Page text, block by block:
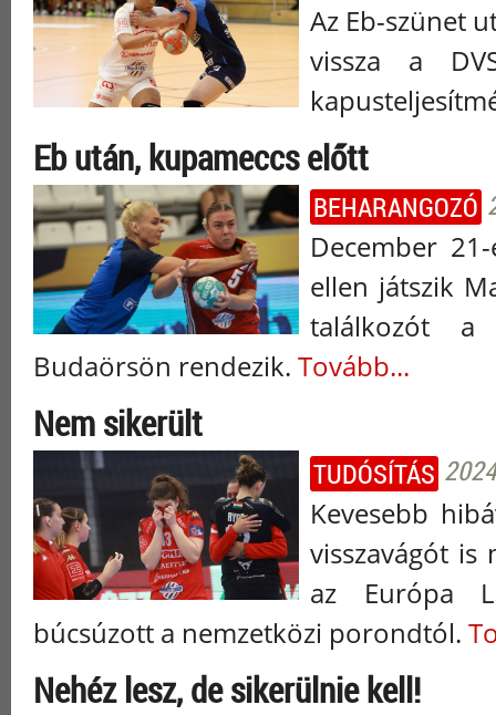
Az Eb-szünet
vissza a
Eb után, kupameccs előtt
BEHARANGOZÓ
December
ellen játszik
találkozót a
Budaörsön rendezik. Tovább...
Nem sikerült
TUDÓSÍTÁS
Kevesebb
visszavágót is
az Európa
búcsúzott a nemzetközi porondtól.
Nehéz lesz, de sikerülnie kell!